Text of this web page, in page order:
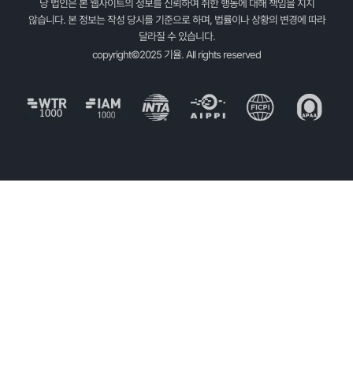
당 법인은 본 웹사이트의 정보를 신뢰하여 취한 행동에 대해 책임을 지지
않습니다. 본 정보는 작성 당시를 기준으로 하며, 법률이나 상황의 변경에 따라
달라질 수 있습니다.
copyright©2025 기율. All rights reserved